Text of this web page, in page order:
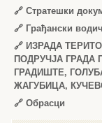
🔗 Стратешки
🔗 Грађански
🔗 ИЗРАДА
ПОДРУЧЈА
ГРАДИШТЕ,
ЖАГУБИЦА,
🔗 Обрасци